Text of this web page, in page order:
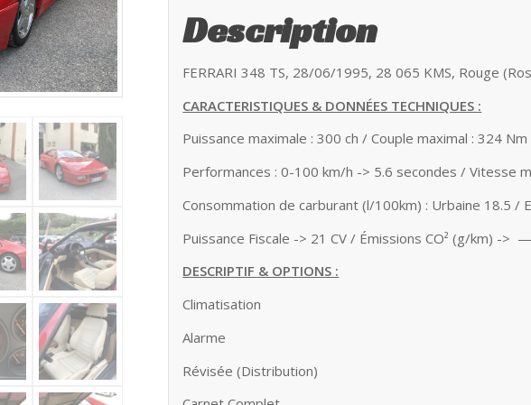
Description
FERRARI 348 TS, 28/06/1995, 28 065 KMS, Rouge
CARACTERISTIQUES & DONNÉES TECHNIQUES :
Puissance maximale : 300 ch / Couple maximal : 324
Performances : 0-100 km/h -> 5.6 secondes / Vitesse
Consommation de carburant (l/100km) : Urbaine 18.5 /
Puissance Fiscale -> 21 CV / Émissions CO² (g/km) -> —
DESCRIPTIF & OPTIONS :
Climatisation
Alarme
Révisée (Distribution)